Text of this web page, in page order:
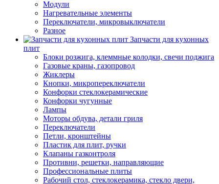
Модули
Нагревательные элементы
Переключатели, микровыключатели
Разное
Запчасти для кухонных
плит
Блоки розжига, клеммные колодки, свечи поджига
Газовые краны, газопровод
Жиклеры
Кнопки, микропереключатели
Конфорки стеклокерамические
Конфорки чугунные
Лампы
Моторы обдува, детали гриля
Переключатели
Петли, кронштейны
Пластик для плит, ручки
Клапаны газконтроля
Противни, решетки, направляющие
Профессиональные плиты
Рабочий стол, стеклокерамика, стекло двери,